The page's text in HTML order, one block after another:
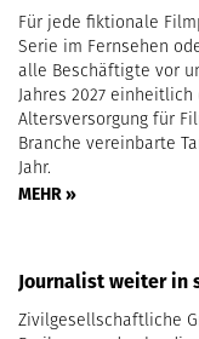
Für jede fiktionale
Serie im Fernsehen
alle Beschäftigte vor
Jahres 2027
Altersversorgung für
Branche vereinbarte
Jahr.
MEHR »
Journalist weiter in
Zivilgesellschaftliche